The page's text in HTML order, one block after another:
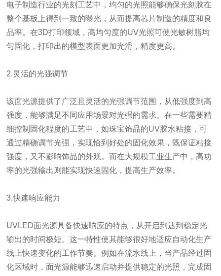
电子制造行业的光刻工艺中，均匀的光照能够确保光刻胶在
整个基板上得到一致的曝光，从而提高芯片制造的精度和良
品率。在3D打印领域，高均匀度的UV光照可使光敏树脂均
匀固化，打印出的模型表面更加光滑，精度更高。
2.灵活的光强调节
该面光源提供了广泛且灵活的光强调节范围，从低强度到高
强度，能够满足不同应用场景对光强的需求。在一些需要精
细控制固化程度的工艺中，如珠宝饰品的UV胶水粘接，可
通过精确调节光强，实现恰到好处的固化效果，既保证粘接
强度，又不影响饰品的外观。而在大规模工业生产中，高功
率的光强输出则能实现快速固化，提高生产效率。
3.快速响应能力
UVLED面光源具备快速响应的特点，从开启到达到稳定光
输出的时间极短。这一特性使其能够很好地适应自动化生产
线上快速变化的工作节奏。例如在流水线上，当产品经过固
化区域时，面光源能够迅速启动并提供稳定的光照，完成固